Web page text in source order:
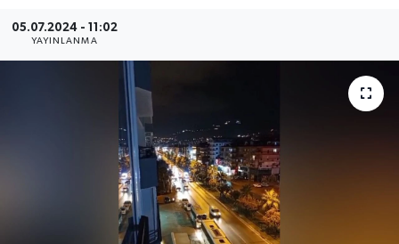
05.07.2024 - 11:02
YAYINLANMA